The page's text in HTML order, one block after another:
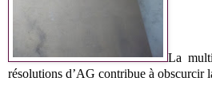
La
résolutions d’AG contribue à obscurcir